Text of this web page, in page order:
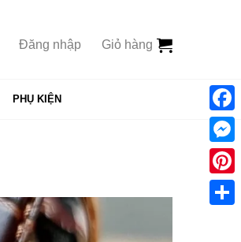
Đăng nhập Giỏ hàng
PHỤ KIỆN